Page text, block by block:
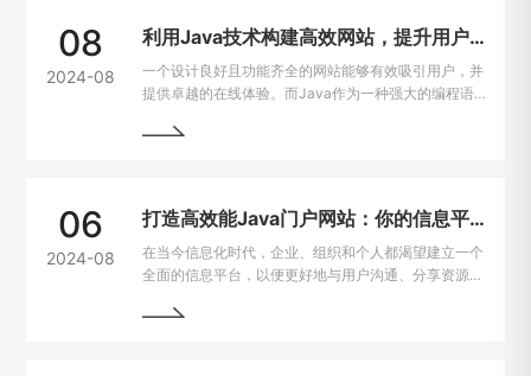
08
2024-08
利用Java技术构建高效网站，提升用户在线体验
一个设计良好且功能齐全的网站能够有效吸引用户，并
提供卓越的在线体验。而Java作为一种强大的编程语
的热门选择。
06
2024-08
打造高效能Java门户网站：你的信息平台解决方案
在当今信息化时代，企业、组织和个人都渴望建立一个
全面的信息平台，以便更好地与用户沟通、分享资源和
为构建门户网站的首选技术之一。